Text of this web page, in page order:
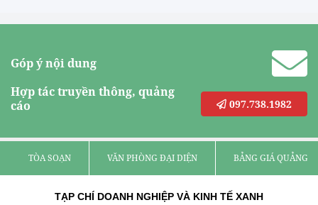
Góp ý nội dung
Hợp tác truyền thông, quảng
cáo
097.738.1982
TÒA SOẠN VĂN PHÒNG ĐẠI DIỆN BẢNG GIÁ QUẢNG
TẠP CHÍ DOANH NGHIỆP VÀ KINH TẾ XANH